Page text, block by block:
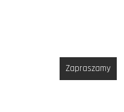
Zapraszamy